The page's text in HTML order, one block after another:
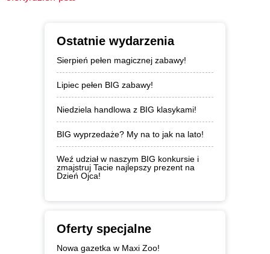
Ostatnie wydarzenia
Sierpień pełen magicznej zabawy!
Lipiec pełen BIG zabawy!
Niedziela handlowa z BIG klasykami!
BIG wyprzedaże? My na to jak na lato!
Weź udział w naszym BIG konkursie i
zmajstruj Tacie najlepszy prezent na
Dzień Ojca!
Oferty specjalne
Nowa gazetka w Maxi Zoo!